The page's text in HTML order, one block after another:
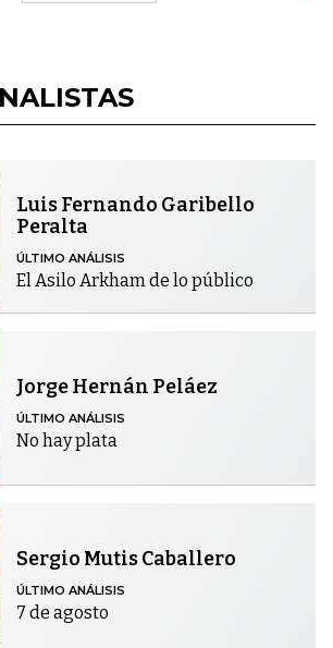
Luis Fernando Garibello
Peralta
ÚLTIMO ANÁLISIS
El Asilo Arkham de lo público
Jorge Hernán Peláez
ÚLTIMO ANÁLISIS
No hay plata
Sergio Mutis Caballero
ÚLTIMO ANÁLISIS
7 de agosto